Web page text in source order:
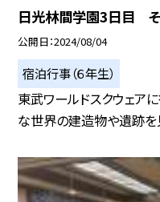
日光林間学園3日目
公開日 2024/08/04
宿泊行事（６年生）
東武ワールドスクウェア
な世界の建造物や遺跡を